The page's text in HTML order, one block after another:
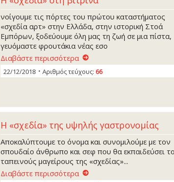
νοίγουμε τις πόρτες του πρώτου καταστήματος
«σχεδία αρτ» στην Ελλάδα, στην ιστορική Στοά
Εμπόρων, ξοδεύουμε όλη μας τη ζωή σε μια πίστα,
γευόμαστε φρουτάκια νέας εσο
Διαβάστε περισσότερα
22/12/2018 Αριθμός τεύχους: 66
Η «σχεδία» της υψηλής γαστρονομίας
Αποκαλύπτουμε το όνομα και συνομιλούμε με τον
σπουδαίο άνθρωπο και σεφ που θα εκπαιδεύσει
ταπεινούς μαγείρους της «σχεδίας»...
Διαβάστε περισσότερα